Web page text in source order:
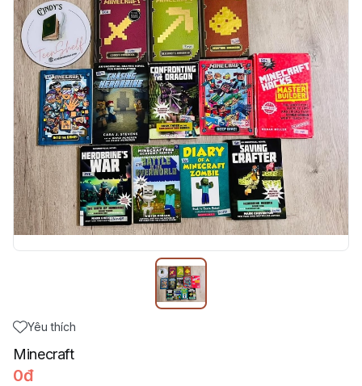
Yêu thích
Minecraft
0đ